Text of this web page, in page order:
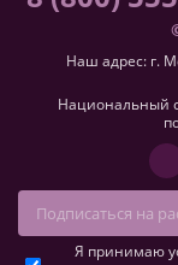
Наш адрес: г.
Национальный
Я принимаю